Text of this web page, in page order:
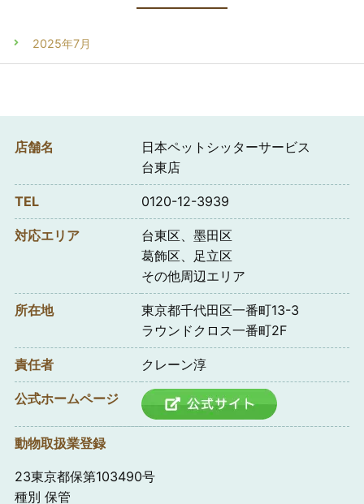
2025年7月
店舗名
日本ペットシッターサービス
台東店
TEL 0120-12-3939
対応エリア
台東区、墨田区
葛飾区、足立区
その他周辺エリア
所在地
東京都千代田区一番町13-3
ラウンドクロス一番町2F
責任者 クレーン淳
公式ホームページ
動物取扱業登録
23東京都保第103490号
種別 保管